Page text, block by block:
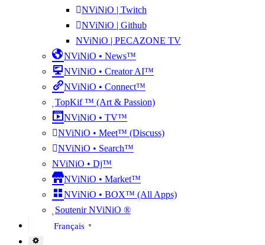
NViNiO | Twitch
NViNiO | Github
NViNiO | PECAZONE TV
NViNiO • News™
NViNiO • Creator AI™
NViNiO • Connect™
TopKif ™ (Art & Passion)
NViNiO • TV™
NViNiO • Meet™ (Discuss)
NViNiO • Search™
NViNiO • Dj™
NViNiO • Market™
NViNiO • BOX™ (All Apps)
Soutenir NViNiO ®
Français ▼